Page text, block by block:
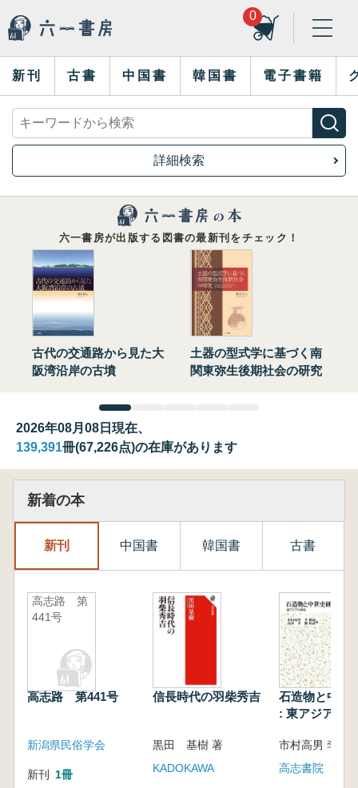
0
新刊 古書 中国書 韓国書 電子書籍
詳細検索
六一書房が出版する図書の最新刊をチェック！
古代の交通路から見た大
阪湾沿岸の古墳
土器の型式学に基づく南
関東弥生後期社会の研究
2026年08月08日現在、
139,391冊(67,226点)の在庫があります
新着の本
新刊 中国書 韓国書 古書
高志路 第
441号
高志路 第441号
新潟県民俗学会
新刊 1冊
信長時代の羽柴秀吉
黒田 基樹 著
KADOKAWA
石造物と中世
: 東アジアと
高志書院